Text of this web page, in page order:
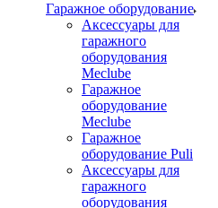
Гаражное оборудование
Аксессуары для
гаражного
оборудования
Meclube
Гаражное
оборудование
Meclube
Гаражное
оборудование Puli
Аксессуары для
гаражного
оборудования